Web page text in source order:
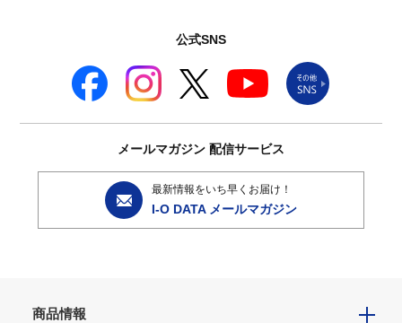
公式SNS
メールマガジン 配信サービス
最新情報をいち早くお届け！
I-O DATA メールマガジン
商品情報